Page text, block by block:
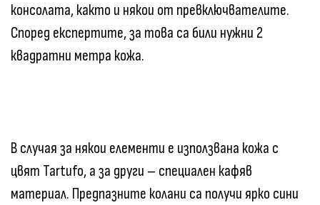
консолата, както и някои от превключвателите.
Според експертите, за това са били нужни 2
квадратни метра кожа.
В случая за някои елементи е използвана кожа с
цвят Tartufo, а за други – специален кафяв
материал. Предпазните колани са получи ярко сини